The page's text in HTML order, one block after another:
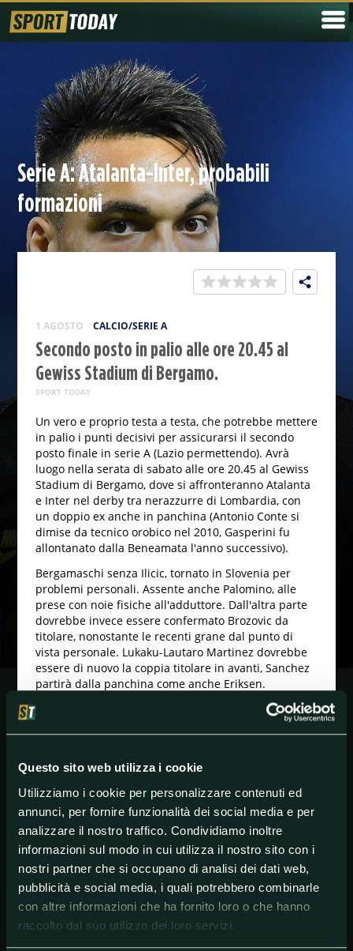
Questo sito web utilizza i cookie
Utilizziamo i cookie per personalizzare contenuti ed
annunci, per fornire funzionalità dei social media e per
analizzare il nostro traffico. Condividiamo inoltre
informazioni sul modo in cui utilizza il nostro sito con i
nostri partner che si occupano di analisi dei dati web,
pubblicità e social media, i quali potrebbero combinarle
con altre informazioni che ha fornito loro o che hanno
raccolto dal suo utilizzo dei loro servizi.
Serie A: Atalanta-Inter, probabili
formazioni
1 AGOSTO CALCIO/SERIE A
Secondo posto in palio alle ore 20.45 al
Gewiss Stadium di Bergamo.
SPORT TODAY
Un vero e proprio testa a testa, che potrebbe mettere
in palio i punti decisivi per assicurarsi il secondo
posto finale in serie A (Lazio permettendo). Avrà
luogo nella serata di sabato alle ore 20.45 al Gewiss
Stadium di Bergamo, dove si affronteranno Atalanta
e Inter nel derby tra nerazzurre di Lombardia, con
un doppio ex anche in panchina (Antonio Conte si
dimise da tecnico orobico nel 2010, Gasperini fu
allontanato dalla Beneamata l'anno successivo).
Bergamaschi senza Ilicic, tornato in Slovenia per
problemi personali. Assente anche Palomino, alle
prese con noie fisiche all'adduttore. Dall'altra parte
dovrebbe invece essere confermato Brozovic da
titolare, nonostante le recenti grane dal punto di
vista personale. Lukaku-Lautaro Martinez dovrebbe
essere di nuovo la coppia titolare in avanti, Sanchez
partirà dalla panchina come anche Eriksen.
Probabili formazioni:
ATALANTA(3-4-1-2): Gollini; Toloi, Caldara, Djimsiti;
Gomez, D.Zapata. ALL.: Gasperini.
INTER(3-4-1-2): Handanovic; Godin, De Vrij, Bastoni;
D'Ambrosio, Gagliardini, Brozovic, Young; Barella;
R.Lukaku, L.Martinez. ALL.: Conte.
#Atalanta #Inter #SerieA